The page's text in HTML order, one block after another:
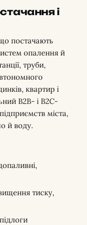
і
постачають
опалення й
труби,
квартир і
B2B- і B2C-
міста,
й воду.
тиску,